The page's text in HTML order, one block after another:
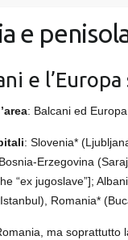
e
e
: Balcani ed
: Slovenia*
Erzegovina
“ex jugoslave”];
Romania*
ma soprattutto